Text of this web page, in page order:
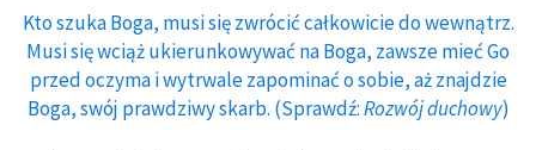
Kto szuka Boga, musi się zwrócić całkowicie do wewnątrz.
Musi się wciąż ukierunkowywać na Boga, zawsze mieć Go
przed oczyma i wytrwale zapominać o sobie, aż znajdzie
Boga, swój prawdziwy skarb. (Sprawdź:Rozwój duchowy)